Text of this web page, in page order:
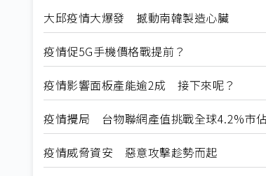
大邱疫情大爆發 撼動南韓製造心臟
疫情促5G手機價格戰提前？
疫情影響面板產能逾2成 接下來呢？
疫情攪局 台物聯網產值挑戰全球4.2%市
疫情威脅資安 惡意攻擊趁勢而起